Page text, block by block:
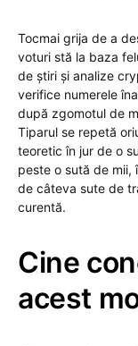
Tocmai grija de a
voturi stă la baza
de știri și analize
verifice numerele
după zgomotul de
Tiparul se repetă
teoretic în jur de o
peste o sută de mii,
de câteva sute de
curentă.
Cine
acest